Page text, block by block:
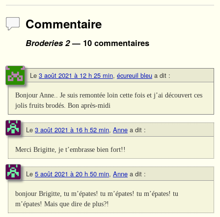
Commentaire
Broderies 2— 10 commentaires
Le 3 août 2021 à 12 h 25 min, écureuil bleu a dit :
Bonjour Anne.. Je suis remontée loin cette fois et j’ai découvert ces
jolis fruits brodés. Bon après-midi
Le 3 août 2021 à 16 h 52 min, Anne a dit :
Merci Brigitte, je t’embrasse bien fort!!
Le 5 août 2021 à 20 h 50 min, Anne a dit :
bonjour Brigitte, tu m’épates! tu m’épates! tu m’épates! tu
m’épates! Mais que dire de plus?!